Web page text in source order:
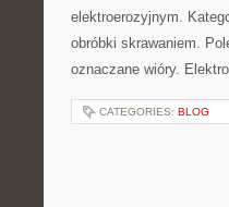
elektroerozyjnym.
obróbki skrawaniem.
oznaczane wióry.
CATEGORIES: BLOG